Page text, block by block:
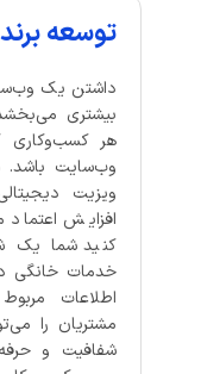
توسعه
داشتن یک
بیشتری
هر کسب‌وکاری
وب‌سایت باشد.
ویزیت
افزایش
کنید شما یک
خدمات خانگی
اطلاعات
مشتریان را
شفافیت و